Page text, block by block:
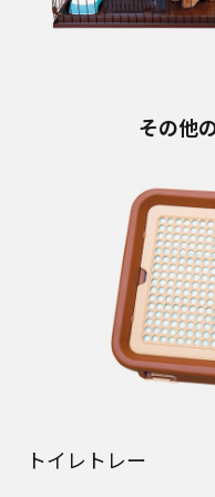
その他
トイレトレー